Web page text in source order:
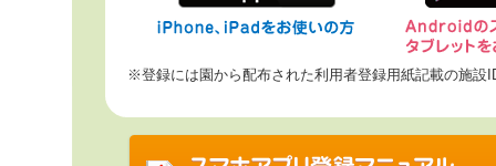
※登録には園から配布された利用者登録用紙記載の施設